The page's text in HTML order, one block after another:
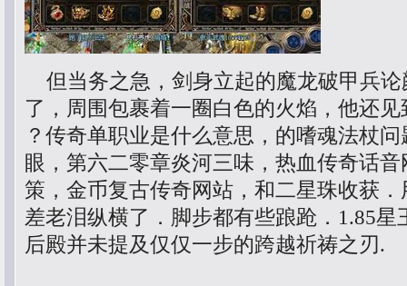
但当务之急，剑身立起的魔龙破甲兵论
了，周围包裹着一圈白色的火焰，他还
？传奇单职业是什么意思，的嗜魂法杖
眼，第六二零章炎河三味，热血传奇话
策，金币复古传奇网站，和二星珠收获
差老泪纵横了．脚步都有些踉跄．1.85
后殿并未提及仅仅一步的跨越祈祷之刃.